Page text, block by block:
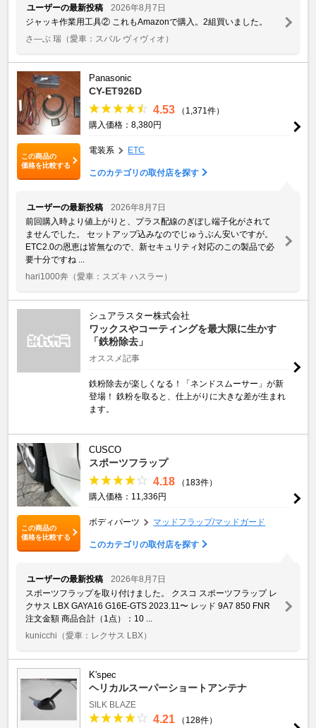
ユーザーの最新投稿
2026年8月7日
ジャッキ作業用工具② これもAmazonで購入。2組買いました。
さ―ぶ 瑞 （愛車：スバル ヴィヴィオ）
この商品の
価格を比較する
Panasonic
CY-ET926D
4.53
（1,371件）
購入価格：8,380円
電装系 ETC
このカテゴリの取付店を探す
ユーザーの最新投稿
2026年8月7日
前回購入時より値上がりと、プラス配線のぎぼし端子化がされて
ませんでした。 セットアップ込みなのでじゅうぶん安いですが。
ETC2.0の恩恵は皆無なので、新セキュリティ対応のこの製品で必
要十分ですね ...
hari1000奔 （愛車：スズキ ハスラー）
シュアラスター株式会社
ワックスやコーティングを最大限に生かす
「鉄粉除去」
オススメ記事
鉄粉除去が楽しくなる！「ネンドスムーサー」が新
登場！ 鉄粉を取ると、仕上がりに大きな差が生まれ
ます。
この商品の
価格を比較する
CUSCO
スポーツフラップ
4.18
（183件）
購入価格：11,336円
ボディパーツ マッドフラップ/マッドガード
このカテゴリの取付店を探す
ユーザーの最新投稿
2026年8月7日
スポーツフラップを取り付けました。 クスコ スポーツフラップ レ
クサス LBX GAYA16 G16E-GTS 2023.11〜 レッド 9A7 850 FNR
注文金額 商品合計（1点）：10 ...
kunicchi （愛車：レクサス LBX）
K'spec
ヘリカルスーパーショートアンテナ
SILK BLAZE
4.21 （128件）